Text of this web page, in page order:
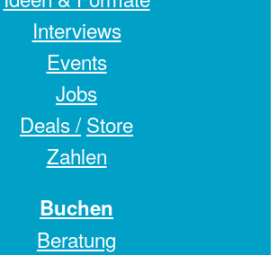
Interviews
Events
Jobs
Deals / Store
Zahlen
Buchen
Beratung